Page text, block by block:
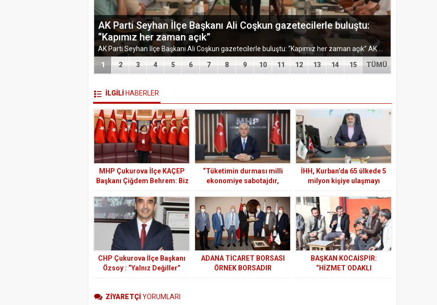
TÜGEM Adana Temmuz Ayı Toplantısında Yol Haritası Belirlendi
1 2 3 4 5 6 7 8 9 10 11 12 13 14 15 TÜMÜ
İLGİLİ HABERLER
MHP Çukurova İlçe KAÇEP
Başkanı Çiğdem Behrem: Biz
kadınlar toplumun en etkili,
yönlendirici, birleştirici ve
koruyucu unsuruyuz
“Tüketimin durması milli
ekonomiye sabotajdır,
darbedir!”
İHH, Kurban’da 65 ülkede 5
milyon kişiye ulaşmayı
hedefliyor
CHP Çukurova İlçe Başkanı
Özsoy : “Yalnız Değiller”
ADANA TİCARET BORSASI
ÖRNEK BORSADIR
BAŞKAN KOCAİSPİR:
“HİZMET ODAKLI
ÇALIŞIYORUZ”
ZİYARETÇİYORUMLARI